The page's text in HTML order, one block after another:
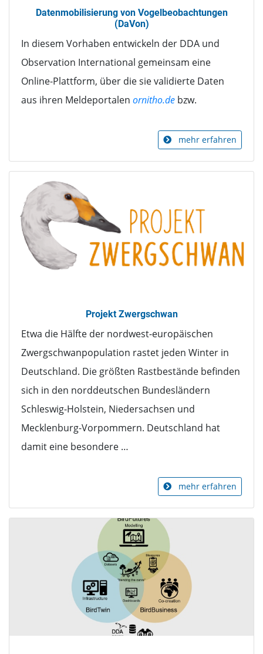
Datenmobilisierung von Vogelbeobachtungen
(DaVon)
In diesem Vorhaben entwickeln der DDA und
Observation International gemeinsam eine
Online-Plattform, über die sie validierte Daten
aus ihren Meldeportalen ornitho.de bzw.
mehr erfahren
Projekt Zwergschwan
Etwa die Hälfte der nordwest-europäischen
Zwergschwanpopulation rastet jeden Winter in
Deutschland. Die größten Rastbestände befinden
sich in den norddeutschen Bundesländern
Schleswig-Holstein, Niedersachsen und
Mecklenburg-Vorpommern. Deutschland hat
damit eine besondere …
mehr erfahren